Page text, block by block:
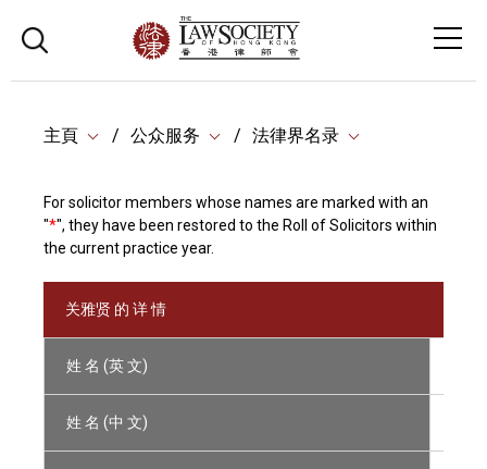
主頁 公众服务 法律界名录
For solicitor members whose names are marked with an
"*", they have been restored to the Roll of Solicitors within
the current practice year.
关雅贤 的 详 情
姓 名 (英 文)
姓 名 (中 文)